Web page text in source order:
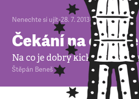
Nenechte si ujít•28. 7. 2013•5minut
Čekání na
Na co je dobrý kickstarterový
Štěpán Beneš